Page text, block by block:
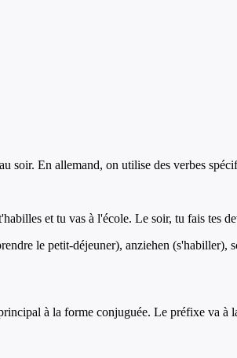
soir. En allemand, on utilise des verbes
et tu vas à l'école. Le soir, tu fais tes
le petit-déjeuner), anziehen (s'habiller),
à la forme conjuguée. Le préfixe va